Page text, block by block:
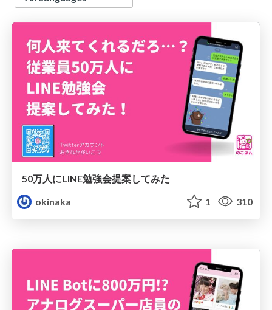
50万人にLINE勉強会提案してみた
okinaka
1 310